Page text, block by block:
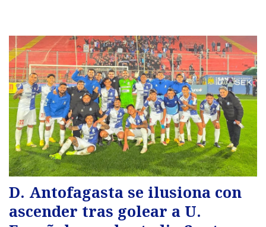
D. Antofagasta se ilusiona con
ascender tras golear a U.